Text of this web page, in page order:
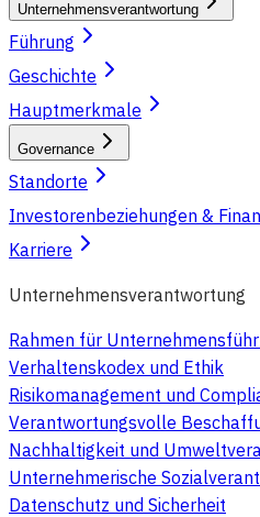
Unternehmensverantwortung
Führung
Geschichte
Hauptmerkmale
Governance
Standorte
Investorenbeziehungen &
Karriere
Unternehmensverantwortung
Rahmen für
Verhaltenskodex und Ethik
Risikomanagement und
Verantwortungsvolle
Nachhaltigkeit und
Unternehmerische
Datenschutz und Sicherheit